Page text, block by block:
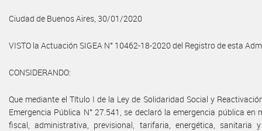
Ciudad de Buenos Aires, 30/01/2020
VISTO la Actuación SIGEA N° 10462-18-2020 del Registro de esta
CONSIDERANDO:
Que mediante el Título I de la Ley de Solidaridad Social y
Emergencia Pública N° 27.541, se declaró la emergencia pública en
fiscal, administrativa, previsional, tarifaria, energética, sanitaria